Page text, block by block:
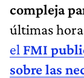
compleja
últimas
el FMI
sobre las